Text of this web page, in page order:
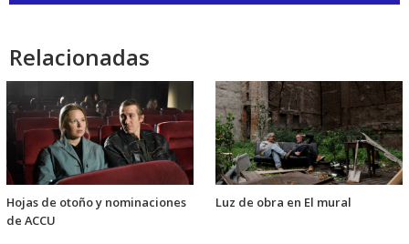
audio
Relacionadas
Hojas de otoño y nominaciones
de ACCU
Luz de obra en El mural